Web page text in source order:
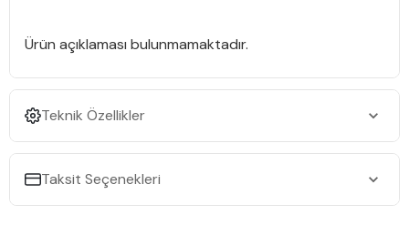
Ürün açıklaması bulunmamaktadır.
Teknik Özellikler
Taksit Seçenekleri